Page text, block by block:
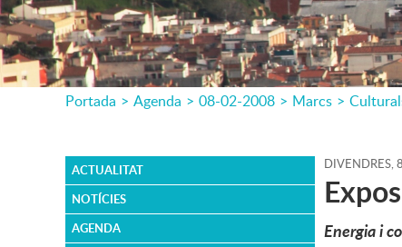
Portada > Agenda > 08-02-2008 > Marcs >
ACTUALITAT
NOTÍCIES
AGENDA
DIVENDRES,8
Energia i